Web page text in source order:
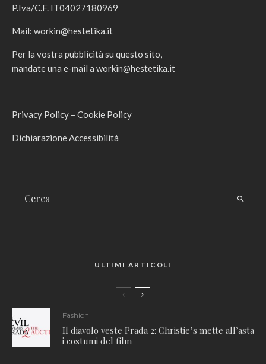
P.Iva/C.F. IT04027180969
Mail: workin@hestetika.it
Per la vostra pubblicità su questo sito,
mandate una e-mail a workin@hestetika.it
Privacy Policy – Cookie Policy
Dichiarazione Accessibilità
ULTIMI ARTICOLI
Fashion
Il diavolo veste Prada 2: Christie’s mette all’asta
i costumi del film